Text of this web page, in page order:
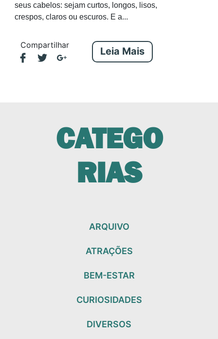
seus cabelos: sejam curtos, longos, lisos,
crespos, claros ou escuros. E a...
Compartilhar
Leia Mais
CATEGO
RIAS
ARQUIVO
ATRAÇÕES
BEM-ESTAR
CURIOSIDADES
DIVERSOS